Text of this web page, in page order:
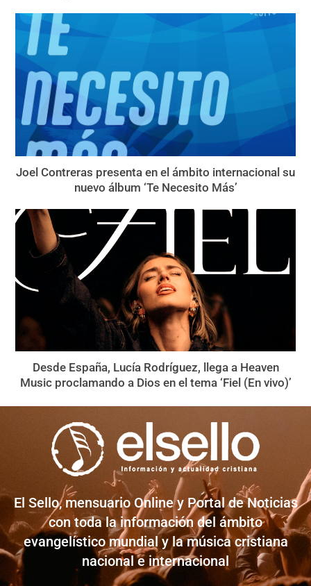
Joel Contreras presenta en el ámbito internacional su
nuevo álbum ‘Te Necesito Más’
Desde España, Lucía Rodríguez, llega a Heaven
Music proclamando a Dios en el tema ‘Fiel (En vivo)’
El Sello, mensuario Online y Portal de Noticias
con toda la información del ámbito
evangelístico mundial y la música cristiana
nacional e internacional